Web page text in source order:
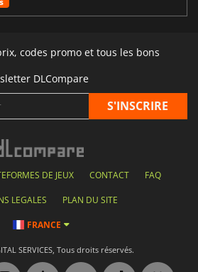
codes promo et tous les bons
DLCompare
DE JEUX CONTACT FAQ
LEGALES PLAN DU SITE
FRANCE
SERVICES, Tous droits réservés.